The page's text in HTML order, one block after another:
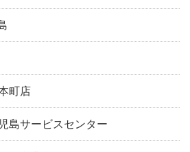
町店
島サービスセンター